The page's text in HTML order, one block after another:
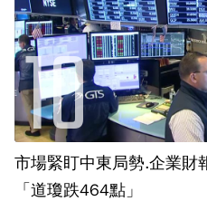
市場緊盯中東局勢.企業財
「道瓊跌464點」